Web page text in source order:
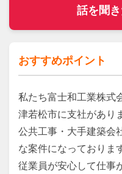
話を聞
おすすめポイント
私たち富士和工業株式
津若松市に支社があり
公共工事・大手建築会
な案件になっております
従業員が安心して仕事